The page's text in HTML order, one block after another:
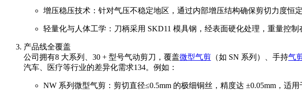
增压稳压技术：针对气压不稳定地区，通过内部增压结构确保剪切力度恒
轻量化与人体工学：刀柄采用 SKD11 模具钢，经表面硬化处理，重量控
产品线全覆盖
公司拥有8 大系列、30 + 型号气动剪刀，覆盖微型气剪 （如 SN 系列）、手持气
汽车、医疗等行业的差异化需求134。例如：
NW 系列微型气剪：剪切直径≤0.5mm 的极细铜丝，精度达 ±0.05mm，适